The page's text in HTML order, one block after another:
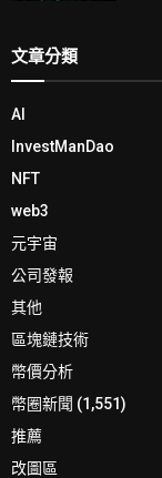
文章分類
AI
InvestManDao
NFT
web3
元宇宙
公司發報
其他
區塊鏈技術
幣價分析
幣圈新聞 (1,551)
推薦
改圖區